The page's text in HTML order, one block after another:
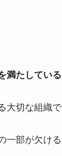
満たしている
大切な組織で
一部が欠ける